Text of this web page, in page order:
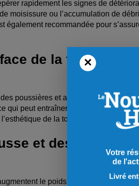
rapidement les signes de
moisissure ou l’accumulation de
recommandée pour
de la toiture
poussières et autres saletés
qui peut entraîner la formation de
de la toiture et de prévenir
et des algues
le poids sur la structure et
×
Votre
de
Livré